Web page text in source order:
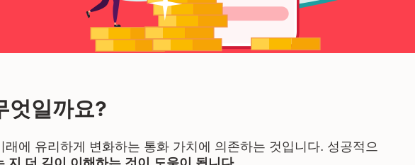
엇일까요?
에 유리하게 변화하는 통화 가치에 의존하는 것입니다. 성공적으